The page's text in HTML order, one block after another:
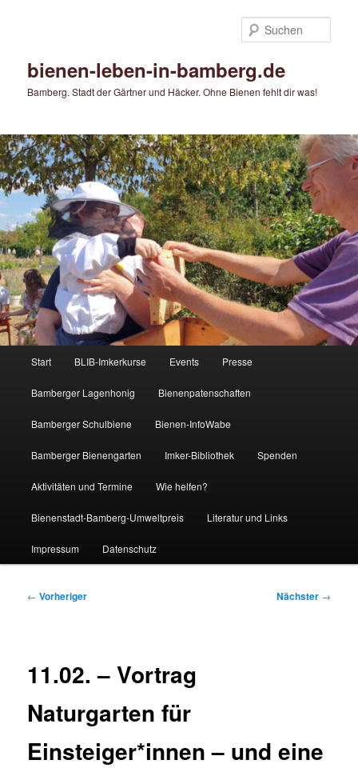
bienen-leben-in-bamberg.de
Bamberg. Stadt der Gärtner und Häcker. Ohne Bienen fehlt dir was!
Start BLIB-Imkerkurse Events Presse
Bamberger Lagenhonig Bienenpatenschaften
Bamberger Schulbiene Bienen-InfoWabe
Bamberger Bienengarten Imker-Bibliothek Spenden
Aktivitäten und Termine Wie helfen?
Bienenstadt-Bamberg-Umweltpreis Literatur und Links
Impressum Datenschutz
Beitragsnavigation
← Vorheriger Nächster →
11.02. – Vortrag
Naturgarten für
Einsteiger*innen – und eine